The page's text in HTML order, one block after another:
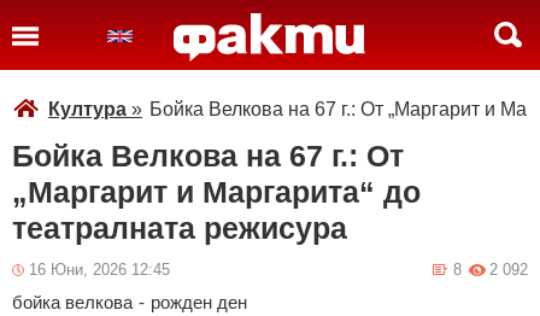
Култура » Бойка Велкова на 67 г.: От „Маргарит и
Бойка Велкова на 67 г.: От
„Маргарит и Маргарита“ до
театралната режисура
16 Юни, 2026 12:45 2 092
8
бойка велкова - рожден ден